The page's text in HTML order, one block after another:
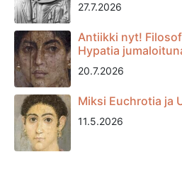
27.7.2026
Antiikki nyt!
Hypatia
20.7.2026
Miksi Euchrotia ja
11.5.2026